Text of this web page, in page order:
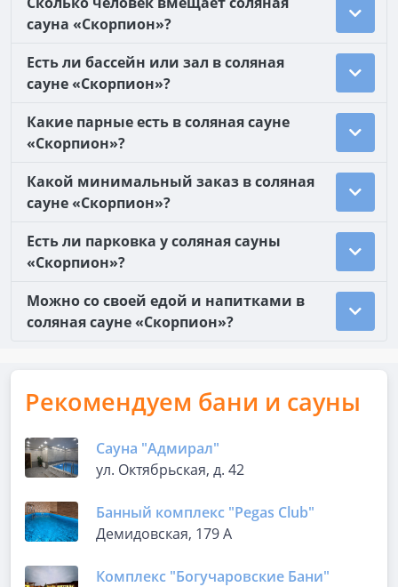
сауна «Скорпион»?
Есть ли бассейн или зал в соляная
сауне «Скорпион»?
Какие парные есть в соляная сауне
«Скорпион»?
Какой минимальный заказ в соляная
сауне «Скорпион»?
Есть ли парковка у соляная сауны
«Скорпион»?
Можно со своей едой и напитками в
соляная сауне «Скорпион»?
Рекомендуем бани и сауны
Сауна "Адмирал"
ул. Октябрьская, д. 42
Банный комплекс "Pegas Club"
Демидовская, 179 А
Комплекс "Богучаровские Бани"